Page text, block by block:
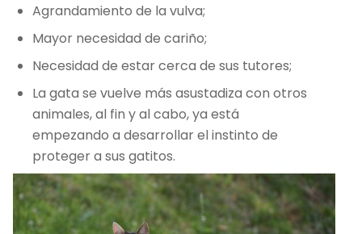
Agrandamiento de la vulva;
Mayor necesidad de cariño;
Necesidad de estar cerca de sus tutores;
La gata se vuelve más asustadiza con otros
animales, al fin y al cabo, ya está
empezando a desarrollar el instinto de
proteger a sus gatitos.